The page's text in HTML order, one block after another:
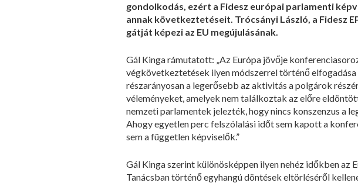
gondolkodás, ezért a Fidesz európai parlamenti
annak következtetéseit. Trócsányi László, a Fidesz
gátját képezi az EU megújulásának.
Gál Kinga rámutatott: „Az Európa jövője
végkövetkeztetések ilyen módszerrel történő
részarányosan a legerősebb az aktivitás a polgárok
véleményeket, amelyek nem találkoztak az előre
nemzeti parlamentek jelezték, hogy nincs konszenzus a
Ahogy egyetlen perc felszólalási időt sem kapott a
sem a független képviselők.”
Gál Kinga szerint különösképpen ilyen nehéz időkben
Tanácsban történő egyhangú döntések eltörléséről